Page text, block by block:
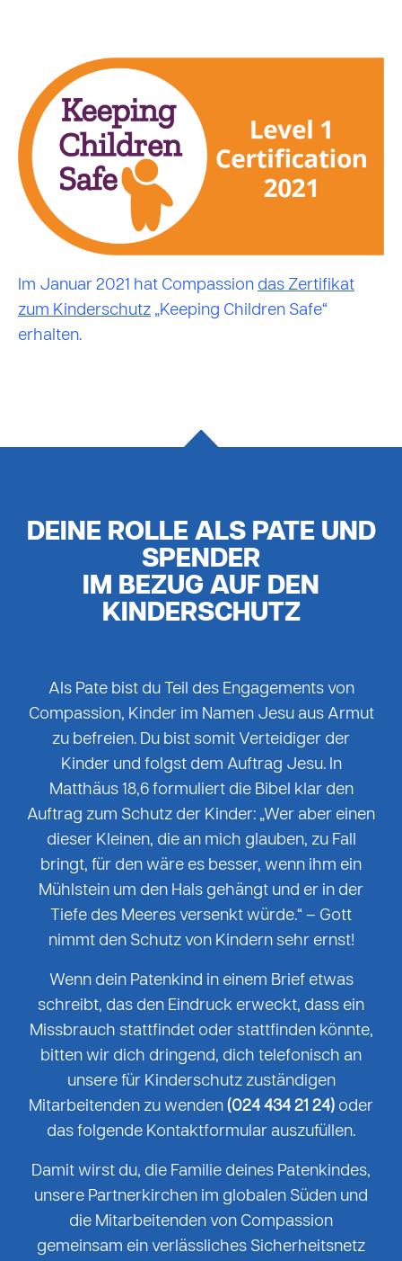
Im Januar 2021 hat Compassion das Zertifikat
zum Kinderschutz „Keeping Children Safe“
erhalten.
DEINE ROLLE ALS PATE UND
SPENDER
IM BEZUG AUF DEN
KINDERSCHUTZ
Als Pate bist du Teil des Engagements von
Compassion, Kinder im Namen Jesu aus Armut
zu befreien. Du bist somit Verteidiger der
Kinder und folgst dem Auftrag Jesu. In
Matthäus 18,6 formuliert die Bibel klar den
Auftrag zum Schutz der Kinder: „Wer aber einen
dieser Kleinen, die an mich glauben, zu Fall
bringt, für den wäre es besser, wenn ihm ein
Mühlstein um den Hals gehängt und er in der
Tiefe des Meeres versenkt würde.“ – Gott
nimmt den Schutz von Kindern sehr ernst!
Wenn dein Patenkind in einem Brief etwas
schreibt, das den Eindruck erweckt, dass ein
Missbrauch stattfindet oder stattfinden könnte,
bitten wir dich dringend, dich telefonisch an
unsere für Kinderschutz zuständigen
Mitarbeitenden zu wenden (024 434 21 24) oder
das folgende Kontaktformular auszufüllen.
Damit wirst du, die Familie deines Patenkindes,
unsere Partnerkirchen im globalen Süden und
die Mitarbeitenden von Compassion
gemeinsam ein verlässliches Sicherheitsnetz